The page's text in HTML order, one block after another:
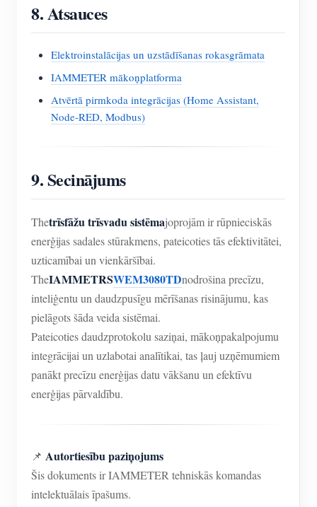
8. Atsauces
Elektroinstalācijas un uzstādīšanas rokasgrāmata
IAMMETER mākoņplatforma
Atvērtā pirmkoda integrācijas (Home Assistant,
Node-RED, Modbus)
9. Secinājums
Thetrīsfāžu trīsvadu sistēmajoprojām ir rūpnieciskās
enerģijas sadales stūrakmens, pateicoties tās efektivitātei,
uzticamībai un vienkāršībai.
TheIAMMETRSWEM3080TDnodrošina precīzu,
inteliģentu un daudzpusīgu mērīšanas risinājumu, kas
pielāgots šāda veida sistēmai.
Pateicoties daudzprotokolu saziņai, mākoņpakalpojumu
integrācijai un uzlabotai analītikai, tas ļauj uzņēmumiem
panākt precīzu enerģijas datu vākšanu un efektīvu
enerģijas pārvaldību.
📌 Autortiesību paziņojums
Šis dokuments ir IAMMETER tehniskās komandas
intelektuālais īpašums.